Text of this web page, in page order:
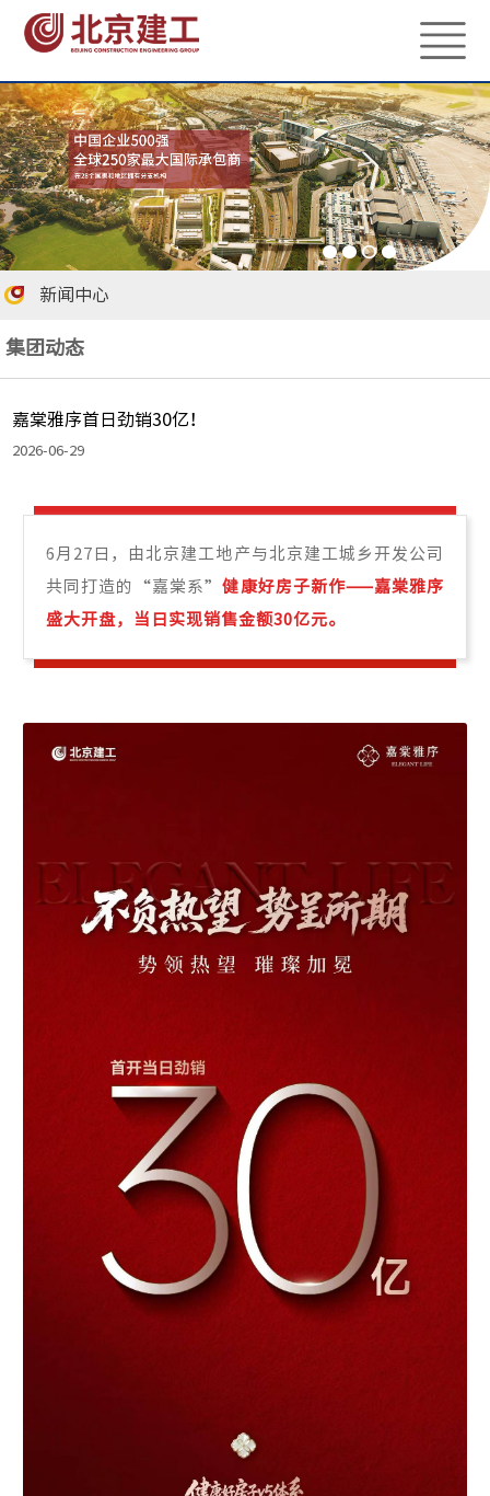
新闻中心
集团动态
嘉棠雅序首日劲销30亿！
2026-06-29
6月27日，由北京建工地产与北京建工城乡开发公司
共同打造的“嘉棠系”健康好房子新作——嘉棠雅序
盛大开盘，当日实现销售金额30亿元。